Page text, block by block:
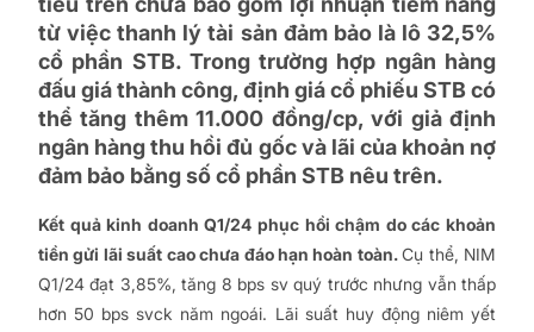
từ việc thanh lý tài sản đảm bảo là lô 32,5%
cổ phần STB. Trong trường hợp ngân hàng
đấu giá thành công, định giá cổ phiếu STB có
thể tăng thêm 11.000 đồng/cp, với giả định
ngân hàng thu hồi đủ gốc và lãi của khoản nợ
đảm bảo bằng số cổ phần STB nêu trên.
Kết quả kinh doanh Q1/24 phục hồi chậm do các khoản
tiền gửi lãi suất cao chưa đáo hạn hoàn toàn.Cụ thể, NIM
Q1/24 đạt 3,85%, tăng 8 bps sv quý trước nhưng vẫn thấp
hơn 50 bps svck năm ngoái. Lãi suất huy động niêm yết